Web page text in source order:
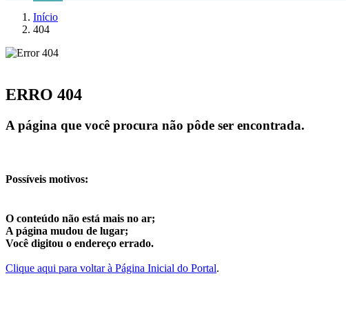
Início
404
ERRO 404
A página que você procura não pôde ser encontrada.
Possíveis motivos:
O conteúdo não está mais no ar;
A página mudou de lugar;
Você digitou o endereço errado.
Clique aqui para voltar à Página Inicial do Portal.